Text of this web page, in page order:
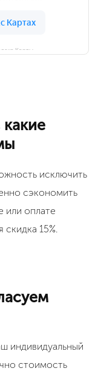
Карты
исключить
сэкономить
или оплате
15%.
индивидуальный
стоимость